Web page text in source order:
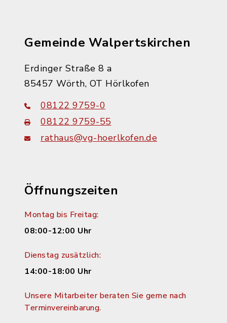
Gemeinde Walpertskirchen
Erdinger Straße 8 a
85457 Wörth, OT Hörlkofen
08122 9759-0
08122 9759-55
rathaus@vg-hoerlkofen.de
Öffnungszeiten
Montag bis Freitag:
08:00-12:00 Uhr
Dienstag zusätzlich:
14:00-18:00 Uhr
Unsere Mitarbeiter beraten Sie gerne nach
Terminvereinbarung.